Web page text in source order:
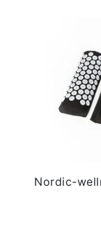
Nordic-